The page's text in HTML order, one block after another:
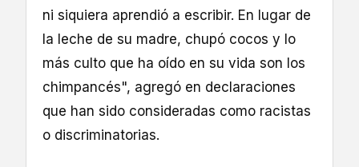
ni siquiera aprendió a escribir. En lugar de
la leche de su madre, chupó cocos y lo
más culto que ha oído en su vida son los
chimpancés", agregó en declaraciones
que han sido consideradas como racistas
o discriminatorias.